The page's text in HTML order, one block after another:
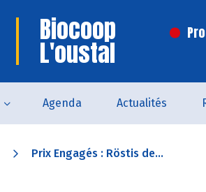
Biocoop
L'oustal
Agenda Actualités
Prix Engagés : Röstis de...